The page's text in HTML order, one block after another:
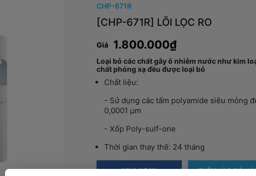
CHP-671R
[CHP-671R] LÕI LỌC RO
Giá 1.800.000₫
Loại bỏ các chất gây ô nhiễm nước như kim
chất phóng xạ đều được loại bỏ
Chất liệu:
- Sử dụng các tấm polyamide siêu mỏng
0,0001 µm
- Xốp Poly-sulf-one
Thời gian thay thế: 24 tháng
MUA NGAY THÊM VÀO GIỎ